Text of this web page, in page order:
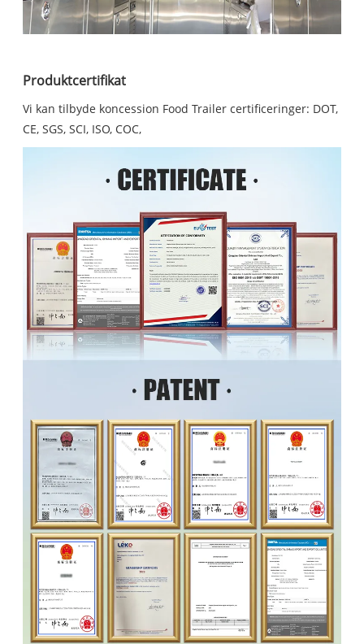
Produktcertifikat
Vi kan tilbyde koncession Food Trailer certificeringer: DOT,
CE, SGS, SCI, ISO, COC,